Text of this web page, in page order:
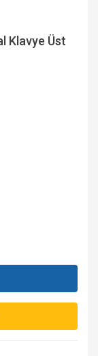
Klavye Üst